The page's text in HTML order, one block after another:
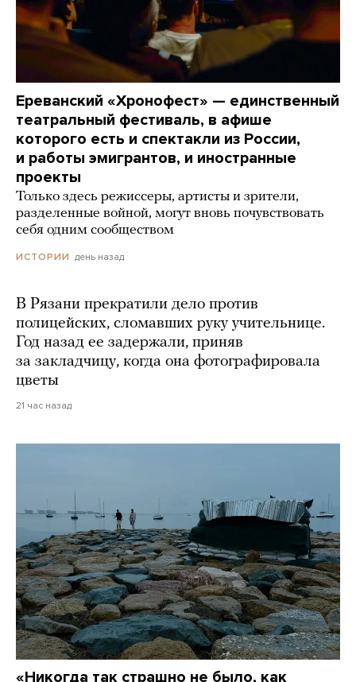
Ереванский «Хронофест» — единственный
театральный фестиваль, в афише
которого есть и спектакли из России,
и работы эмигрантов, и иностранные
проекты
Только здесь режиссеры, артисты и зрители,
разделенные войной, могут вновь почувствовать
себя одним сообществом
ИСТОРИИ день назад
В Рязани прекратили дело против
полицейских, сломавших руку учительнице.
Год назад ее задержали, приняв
за закладчицу, когда она фотографировала
цветы
21 час назад
«Никогда так страшно не было, как